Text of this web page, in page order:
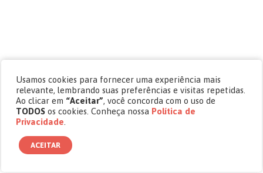
Usamos cookies para fornecer uma experiência mais
relevante, lembrando suas preferências e visitas repetidas.
Ao clicar em “Aceitar”, você concorda com o uso de
TODOS os cookies. Conheça nossa Política de
Privacidade
ACEITAR